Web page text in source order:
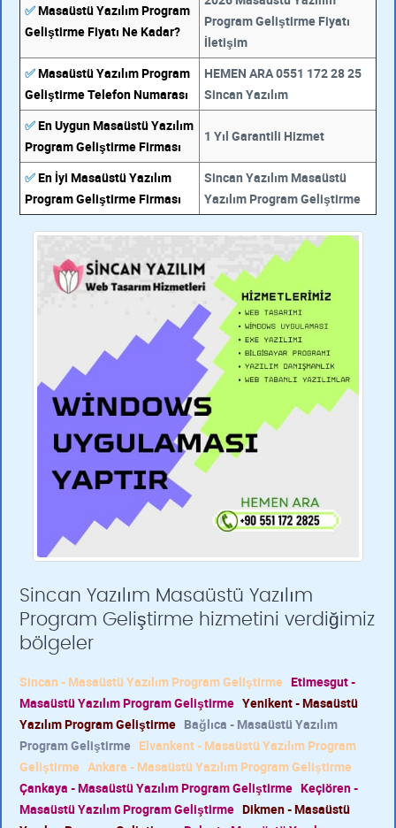
✅Masaüstü Yazılım Program
Geliştirme Fiyatı Ne Kadar?
Program Geliştirme Fiyatı
İletişim
✅Masaüstü Yazılım Program
Geliştirme Telefon Numarası
HEMEN ARA 0551 172 28 25
Sincan Yazılım
✅En Uygun Masaüstü Yazılım
Program Geliştirme Firması
1 Yıl Garantili Hizmet
✅En İyi Masaüstü Yazılım
Program Geliştirme Firması
Sincan Yazılım Masaüstü
Yazılım Program Geliştirme
Sincan Yazılım Masaüstü Yazılım
Program Geliştirme hizmetini verdiğimiz
bölgeler
Sincan - Masaüstü Yazılım Program Geliştirme Etimesgut -
Masaüstü Yazılım Program Geliştirme Yenikent - Masaüstü
Yazılım Program Geliştirme Bağlıca - Masaüstü Yazılım
Program Geliştirme Elvankent - Masaüstü Yazılım Program
Geliştirme Ankara - Masaüstü Yazılım Program Geliştirme
Çankaya - Masaüstü Yazılım Program Geliştirme Keçiören -
Masaüstü Yazılım Program Geliştirme Dikmen - Masaüstü